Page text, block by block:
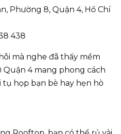
Phường 8, Quận 4, Hồ Chí
438
mà nghe đã thấy mềm
Quận 4 mang phong cách
họp bạn bè hay hẹn hò